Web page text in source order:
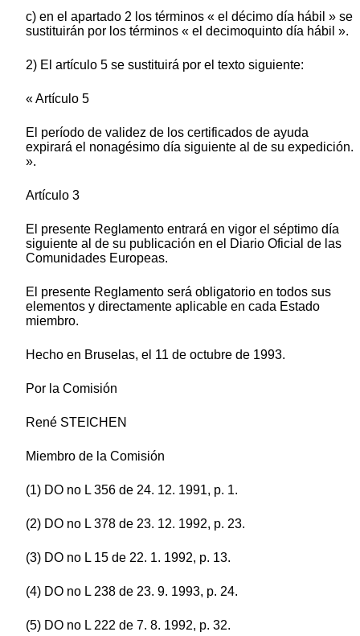
c) en el apartado 2 los términos « el décimo día hábil » se
sustituirán por los términos « el decimoquinto día hábil ».
2) El artículo 5 se sustituirá por el texto siguiente:
« Artículo 5
El período de validez de los certificados de ayuda
expirará el nonagésimo día siguiente al de su expedición.
».
Artículo 3
El presente Reglamento entrará en vigor el séptimo día
siguiente al de su publicación en el Diario Oficial de las
Comunidades Europeas.
El presente Reglamento será obligatorio en todos sus
elementos y directamente aplicable en cada Estado
miembro.
Hecho en Bruselas, el 11 de octubre de 1993.
Por la Comisión
René STEICHEN
Miembro de la Comisión
(1) DO no L 356 de 24. 12. 1991, p. 1.
(2) DO no L 378 de 23. 12. 1992, p. 23.
(3) DO no L 15 de 22. 1. 1992, p. 13.
(4) DO no L 238 de 23. 9. 1993, p. 24.
(5) DO no L 222 de 7. 8. 1992, p. 32.